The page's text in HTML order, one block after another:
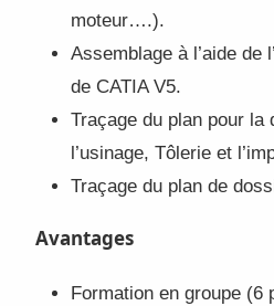
moteur….).
Assemblage à l’aide de
de CATIA V5.
Traçage du plan pour la
l’usinage, Tôlerie et
Traçage du plan de
Avantages
Formation en groupe (6